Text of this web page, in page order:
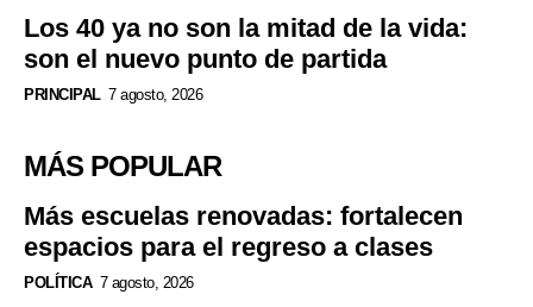
Los 40 ya no son la mitad de la vida:
son el nuevo punto de partida
PRINCIPAL 7 agosto, 2026
MÁS POPULAR
Más escuelas renovadas: fortalecen
espacios para el regreso a clases
POLÍTICA 7 agosto, 2026